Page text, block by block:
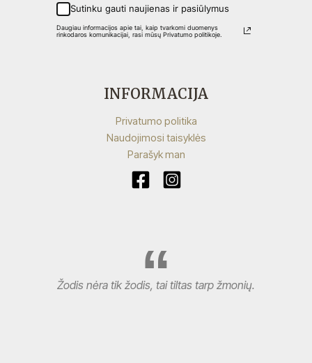
Sutinku gauti naujienas ir pasiūlymus
Daugiau informacijos apie tai, kaip tvarkomi duomenys
rinkodaros komunikacijai, rasi mūsų Privatumo politikoje.
INFORMACIJA
Privatumo politika
Naudojimosi taisyklės
Parašyk man
Žodis nėra tik žodis, tai tiltas tarp žmonių.